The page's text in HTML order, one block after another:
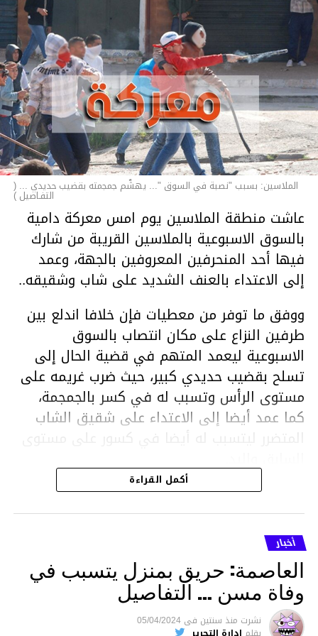
الملاسين: بسبب "نصبة في السوق "... يهشّم جمجمته بقضيب حديدي ... (
التفـاصيل )
عاشت منطقة الملاسين يوم امس معركة دامية
بالسوق الاسبوعية بالملاسين القريبة من شارك
فيها أحد المنحرفين المعروفين بالجهة، وعمد
إلى الاعتداء بالعنف الشديد على شاب وشقيقه..
ووفق ما توفر من معطيات فإن خلافا اندلع بين
طرفين النزاع على مكان انتصاب بالسوق
الاسبوعية ليعمد المتهم في قضية الحال إلى
تسلح بقضيب حديدي كبير، حيث ضرب غريمه على
مستوى الرأس وتسبب له في كسر بالجمجمة،
كما عمد أيضا إلى الاعتداء على شقيق الشاب
المتضرر ليتسبب له أيضا في كسور على مستوى
هذا وقد تمكن أعوان مركز الأمن الوطني بحي
هلال في توقيت قياسي من محاصرة المشتبه به
والقبض عليه وإحالته على التحقيق في خصوص
ما نُسبه إليه.
متابعة
أكمل القراءة
أخبار
العاصمة: حريق بمنزل يتسبب في
وفاة مسن … التفاصيل
نشرت منذ سنتين فى 05/04/2024